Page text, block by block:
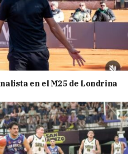
en el M25 de Londrina